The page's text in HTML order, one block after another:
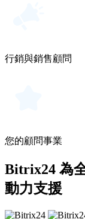
行銷與銷售顧問
您的顧問事業
Bitrix24 為
動力支援